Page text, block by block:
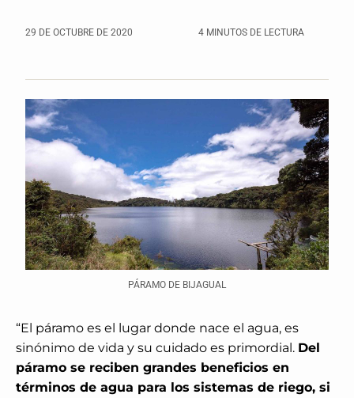
29 DE OCTUBRE DE 2020 4 MINUTOS DE LECTURA
PÁRAMO DE BIJAGUAL
“El páramo es el lugar donde nace el agua, es
sinónimo de vida y su cuidado es primordial. Del
páramo se reciben grandes beneficios en
términos de agua para los sistemas de riego, si